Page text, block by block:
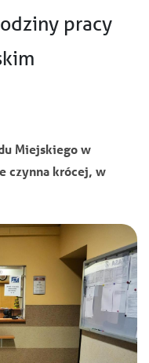
pracy
Miejskiego w
czynna krócej, w